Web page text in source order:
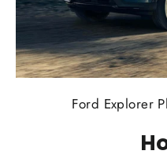
Ford Explorer